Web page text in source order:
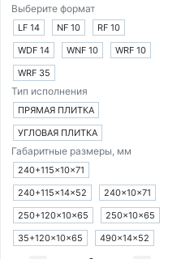
Выберите формат
LF 14 NF 10
RF 10
WDF 14
WNF 10
WRF 10
WRF 35
Тип исполнения
ПРЯМАЯ ПЛИТКА
УГЛОВАЯ ПЛИТКА
Габаритные размеры, мм
240+115×10×71
240+115×14×52
240×10×71
250+120×10×65
250×10×65
35+120×10×65
490×14×52